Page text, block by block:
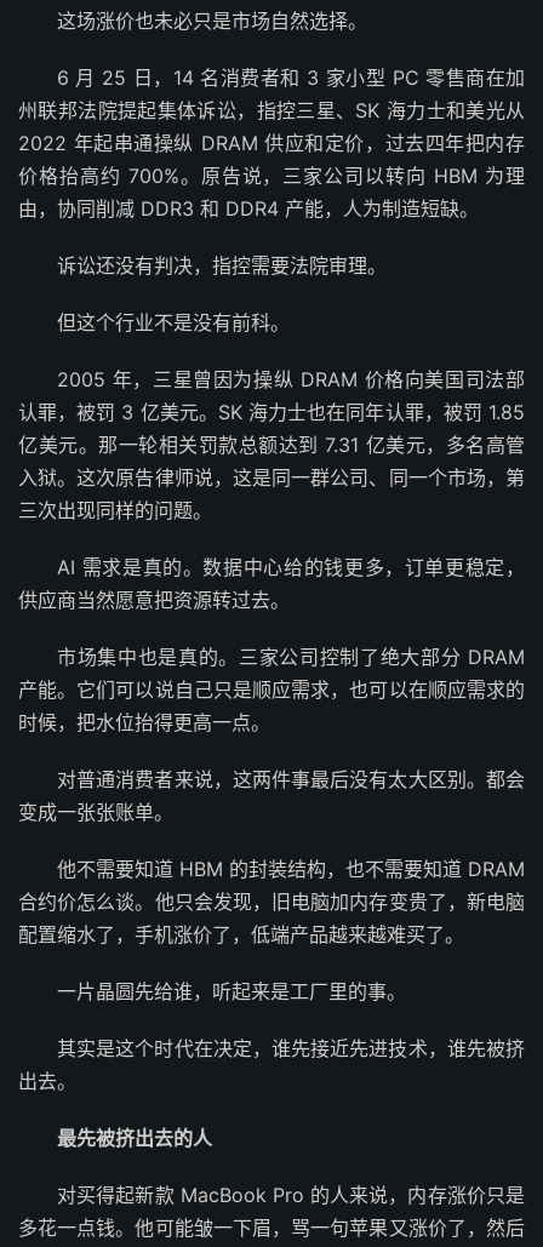
这场涨价也未必只是市场自然选择。
6 月 25 日，14 名消费者和 3 家小型 PC 零售商在加
州联邦法院提起集体诉讼，指控三星、SK 海力士和美光从
2022 年起串通操纵 DRAM 供应和定价，过去四年把内存
价格抬高约 700%。原告说，三家公司以转向 HBM 为理
由，协同削减 DDR3 和 DDR4 产能，人为制造短缺。
诉讼还没有判决，指控需要法院审理。
但这个行业不是没有前科。
2005 年，三星曾因为操纵 DRAM 价格向美国司法部
认罪，被罚 3 亿美元。SK 海力士也在同年认罪，被罚 1.85
亿美元。那一轮相关罚款总额达到 7.31 亿美元，多名高管
入狱。这次原告律师说，这是同一群公司、同一个市场，第
三次出现同样的问题。
AI 需求是真的。数据中心给的钱更多，订单更稳定，
供应商当然愿意把资源转过去。
市场集中也是真的。三家公司控制了绝大部分 DRAM
产能。它们可以说自己只是顺应需求，也可以在顺应需求的
时候，把水位抬得更高一点。
对普通消费者来说，这两件事最后没有太大区别。都会
变成一张张账单。
他不需要知道 HBM 的封装结构，也不需要知道 DRAM
合约价怎么谈。他只会发现，旧电脑加内存变贵了，新电脑
配置缩水了，手机涨价了，低端产品越来越难买了。
一片晶圆先给谁，听起来是工厂里的事。
其实是这个时代在决定，谁先接近先进技术，谁先被挤
出去。
最先被挤出去的人
对买得起新款 MacBook Pro 的人来说，内存涨价只是
多花一点钱。他可能皱一下眉，骂一句苹果又涨价了，然后